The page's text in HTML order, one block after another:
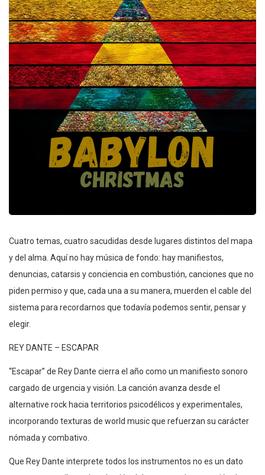
Cuatro temas, cuatro sacudidas desde lugares distintos del mapa
y del alma. Aquí no hay música de fondo: hay manifiestos,
denuncias, catarsis y conciencia en combustión, canciones que no
piden permiso y que, cada una a su manera, muerden el cable del
sistema para recordarnos que todavía podemos sentir, pensar y
elegir.
REY DANTE – ESCAPAR
“Escapar” de Rey Dante cierra el año como un manifiesto sonoro
cargado de urgencia y visión. La canción avanza desde el
alternative rock hacia territorios psicodélicos y experimentales,
incorporando texturas de world music que refuerzan su carácter
nómada y combativo.
Que Rey Dante interprete todos los instrumentos no es un dato